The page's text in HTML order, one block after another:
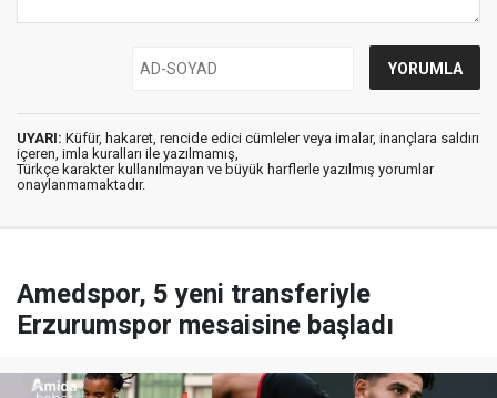
UYARI: Küfür, hakaret, rencide edici cümleler veya imalar, inançlara saldırı
içeren, imla kuralları ile yazılmamış,
Türkçe karakter kullanılmayan ve büyük harflerle yazılmış yorumlar
onaylanmamaktadır.
Amedspor, 5 yeni transferiyle
Erzurumspor mesaisine başladı